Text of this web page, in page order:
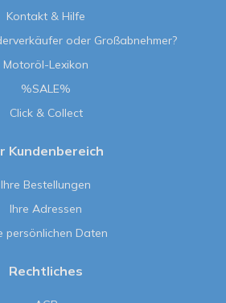
Kontakt & Hilfe
oder Großabnehmer?
Motoröl-Lexikon
%SALE%
Click & Collect
Kundenbereich
Ihre Bestellungen
Ihre Adressen
persönlichen Daten
Rechtliches